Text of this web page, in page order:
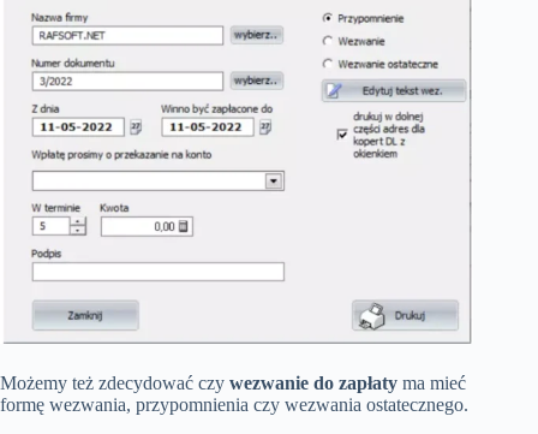
Możemy też zdecydować czy wezwanie do zapłaty ma mieć
formę wezwania, przypomnienia czy wezwania ostatecznego.